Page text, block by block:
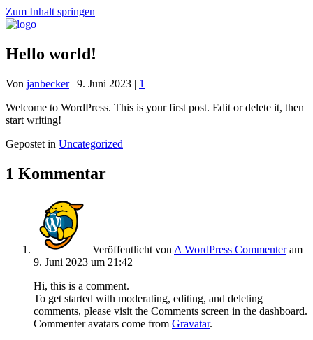
Zum Inhalt springen
Hello world!
Von janbecker| 9. Juni 2023 | 1
Welcome to WordPress. This is your first post. Edit or delete it, then
start writing!
Gepostet in Uncategorized
1 Kommentar
Veröffentlicht von A WordPress Commenter am
9. Juni 2023 um 21:42
Hi, this is a comment.
To get started with moderating, editing, and deleting
comments, please visit the Comments screen in the dashboard.
Commenter avatars come from Gravatar.